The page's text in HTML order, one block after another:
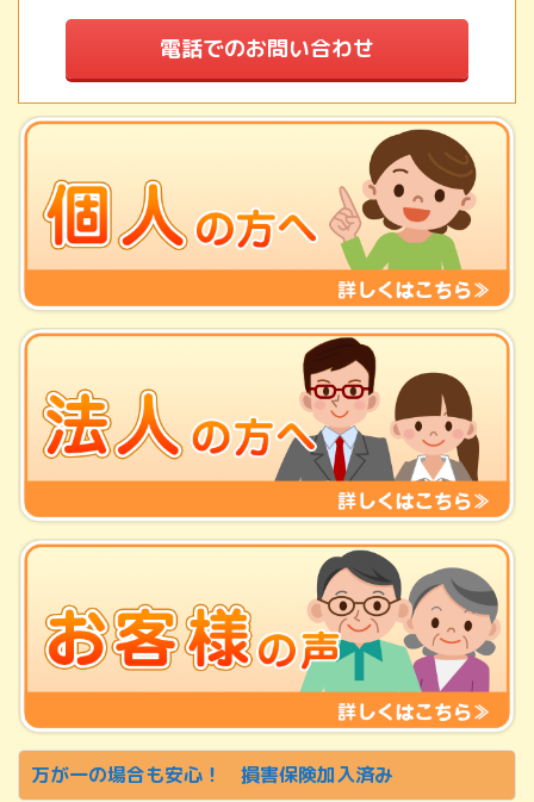
電話でのお問い合わせ
万が一の場合も安心！ 損害保険加入済み